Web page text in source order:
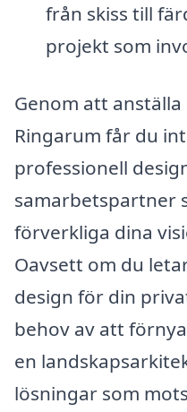
från skiss till
projekt som
Genom att
Ringarum får du
professionell
samarbetspartner
förverkliga dina
Oavsett om du
design för din
behov av att
en
lösningar som